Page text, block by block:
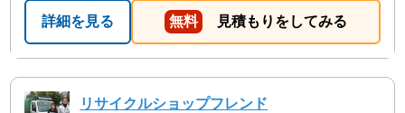
詳細を見る 無料 見積もりをしてみる
リサイクルショップフレンド